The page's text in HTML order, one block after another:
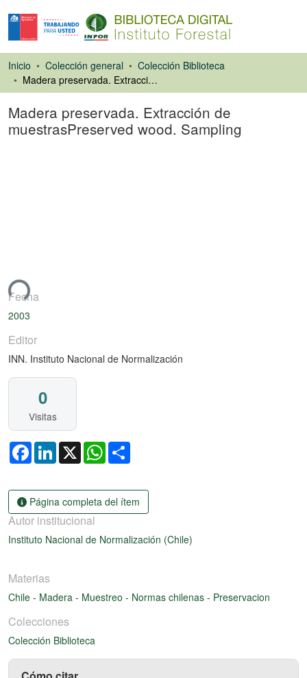
Inicio Colección general
Colección Biblioteca
Madera preservada. Extracción de muestrasPreserved wood. Sampling
Madera preservada. Extracción de
muestrasPreserved wood. Sampling
Fecha
2003
Editor
INN. Instituto Nacional de Normalización
0
Visitas
FacebookLinkedIn
X WhatsApp
Página completa del ítem
Autor institucional
Instituto Nacional de Normalización (Chile)
Materias
Chile - Madera - Muestreo - Normas chilenas - Preservacion
Colecciones
Colección Biblioteca